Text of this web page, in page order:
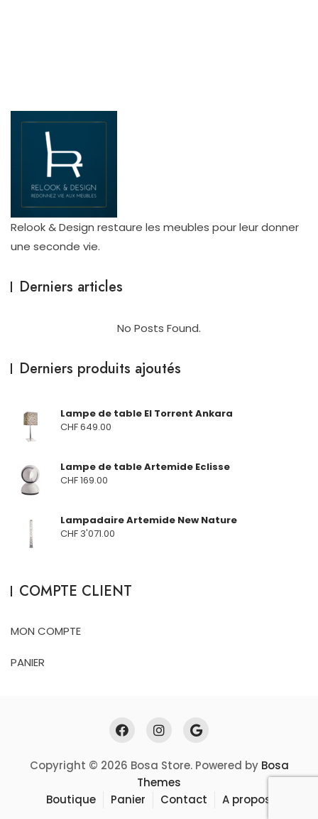
Relook & Design restaure les meubles pour leur donner
une seconde vie.
Derniers articles
No Posts Found.
Derniers produits ajoutés
Lampe de table El Torrent Ankara
CHF649.00
Lampe de table Artemide Eclisse
CHF169.00
Lampadaire Artemide New Nature
CHF 3'071.00
COMPTE CLIENT
MON COMPTE
PANIER
Copyright © 2026 Bosa Store. Powered by Bosa
Themes
Boutique
Panier Contact A propos